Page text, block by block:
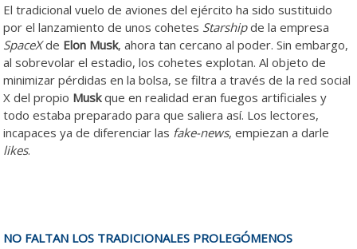
El tradicional vuelo de aviones del ejército ha sido sustituido
por el lanzamiento de unos cohetes Starshipde la empresa
SpaceXde Elon Musk, ahora tan cercano al poder. Sin embargo,
al sobrevolar el estadio, los cohetes explotan. Al objeto de
minimizar pérdidas en la bolsa, se filtra a través de la red social
X del propio Muskque en realidad eran fuegos artificiales y
todo estaba preparado para que saliera así. Los lectores,
incapaces ya de diferenciar las fake-news, empiezan a darle
likes.
NO FALTAN LOS TRADICIONALES PROLEGÓMENOS